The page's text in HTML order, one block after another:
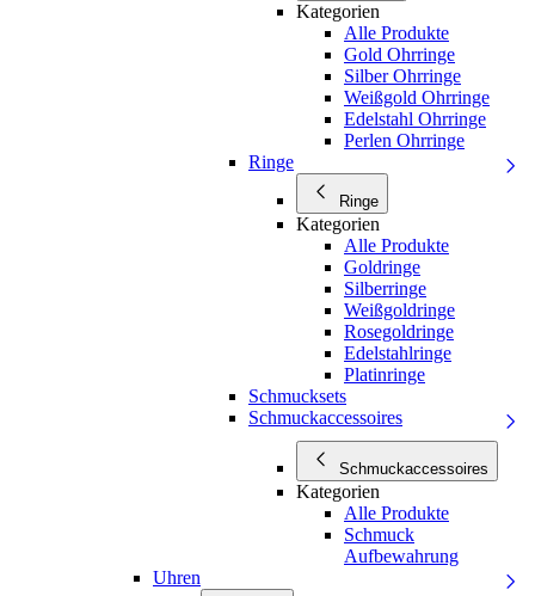
Kategorien
Alle Produkte
Gold Ohrringe
Silber Ohrringe
Weißgold Ohrringe
Edelstahl Ohrringe
Perlen Ohrringe
Ringe
Ringe
Kategorien
Alle Produkte
Goldringe
Silberringe
Weißgoldringe
Rosegoldringe
Edelstahlringe
Platinringe
Schmucksets
Schmuckaccessoires
Schmuckaccessoires
Kategorien
Alle Produkte
Schmuck
Aufbewahrung
Uhren